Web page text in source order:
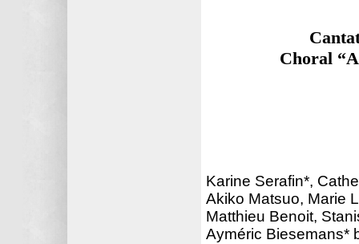
Choral
Karine Serafin*,
Akiko Matsuo, Marie
Matthieu Benoit,
Ayméric Biesemans*